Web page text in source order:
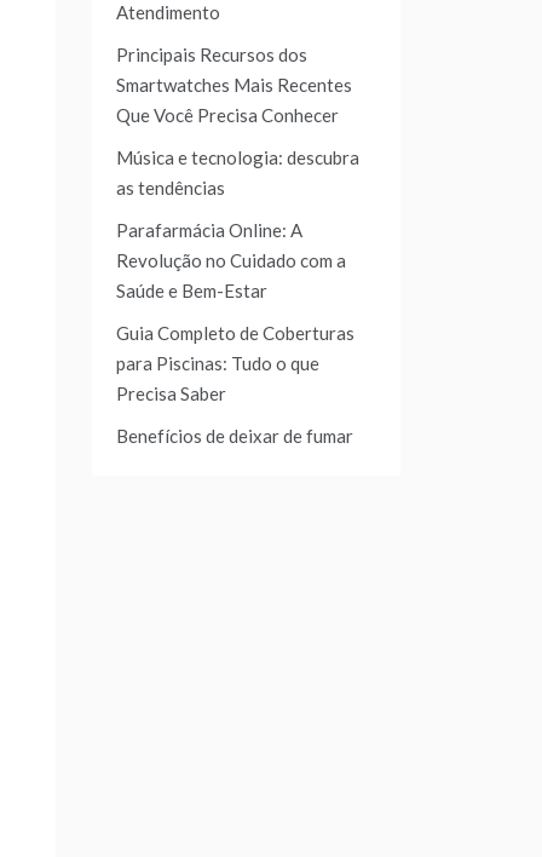
Atendimento
Principais Recursos dos
Smartwatches Mais Recentes
Que Você Precisa Conhecer
Música e tecnologia: descubra
as tendências
Parafarmácia Online: A
Revolução no Cuidado com a
Saúde e Bem-Estar
Guia Completo de Coberturas
para Piscinas: Tudo o que
Precisa Saber
Benefícios de deixar de fumar